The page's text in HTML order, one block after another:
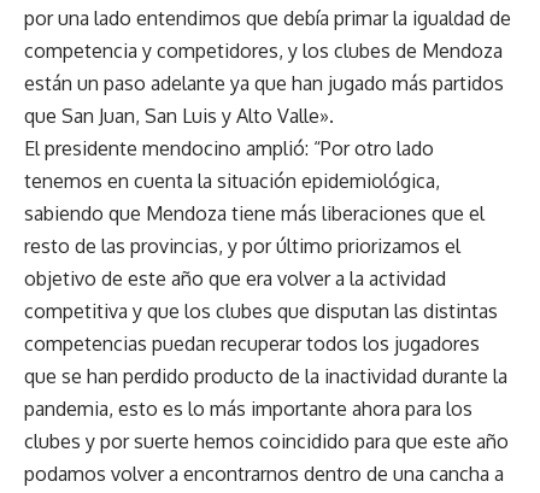
por una lado entendimos que debía primar la igualdad de
competencia y competidores, y los clubes de Mendoza
están un paso adelante ya que han jugado más partidos
que San Juan, San Luis y Alto Valle».
El presidente mendocino amplió: “Por otro lado
tenemos en cuenta la situación epidemiológica,
sabiendo que Mendoza tiene más liberaciones que el
resto de las provincias, y por último priorizamos el
objetivo de este año que era volver a la actividad
competitiva y que los clubes que disputan las distintas
competencias puedan recuperar todos los jugadores
que se han perdido producto de la inactividad durante la
pandemia, esto es lo más importante ahora para los
clubes y por suerte hemos coincidido para que este año
podamos volver a encontrarnos dentro de una cancha a